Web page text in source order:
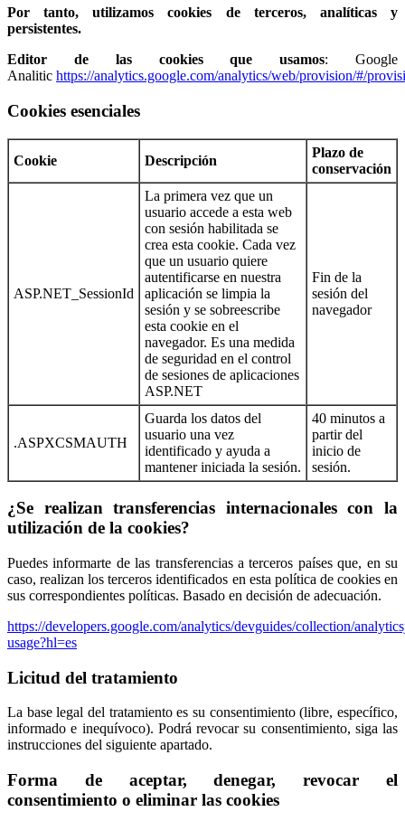
Por tanto, utilizamos cookies de terceros, analíticas y
persistentes.
Editor de las cookies que usamos: Google
Analitic https://analytics.google.com/analytics/web/provision/#/
Cookies esenciales
Cookie Descripción
Plazo de
conservación
ASP.NET_SessionId
La primera vez que un
usuario accede a esta web
con sesión habilitada se
crea esta cookie. Cada vez
que un usuario quiere
autentificarse en nuestra
aplicación se limpia la
sesión y se sobreescribe
esta cookie en el
navegador. Es una medida
de seguridad en el control
de sesiones de aplicaciones
ASP.NET
Fin de la
sesión del
navegador
.ASPXCSMAUTH
Guarda los datos del
usuario una vez
identificado y ayuda a
mantener iniciada la sesión.
40 minutos a
partir del
inicio de
sesión.
¿Se realizan transferencias internacionales con la
utilización de la cookies?
Puedes informarte de las transferencias a terceros países que, en su
caso, realizan los terceros identificados en esta política de cookies en
sus correspondientes políticas. Basado en decisión de adecuación.
https://developers.google.com/analytics/devguides/collection/
usage?hl=es
Licitud del tratamiento
La base legal del tratamiento es su consentimiento (libre, específico,
informado e inequívoco). Podrá revocar su consentimiento, siga las
instrucciones del siguiente apartado.
Forma de aceptar, denegar, revocar el
consentimiento o eliminar las cookies